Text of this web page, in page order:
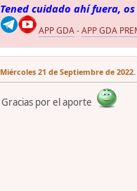
Tened cuidado ahí fuera,
APP GDA-APP GDA
Miércoles 21 de Septiembre de
Gracias por el aporte